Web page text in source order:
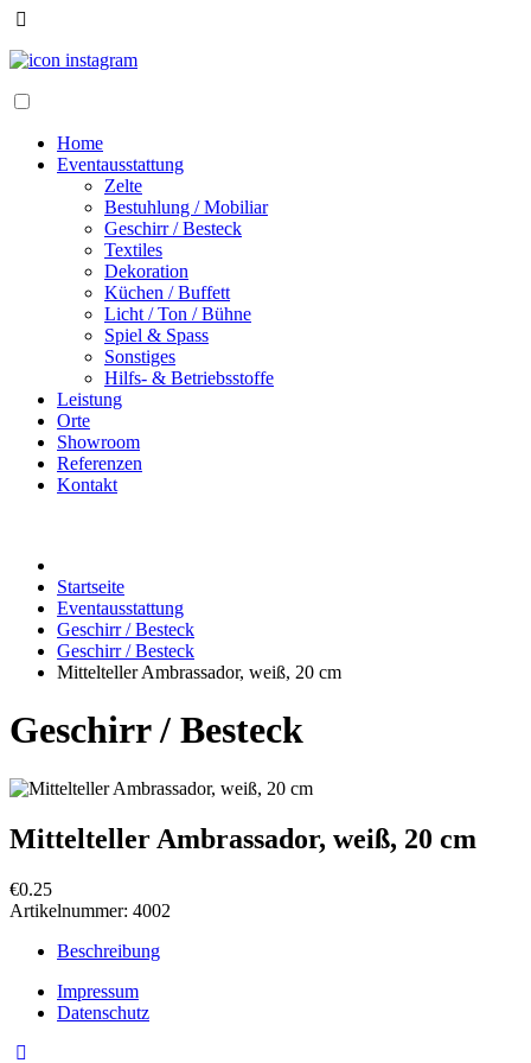
Home
Eventausstattung
Zelte
Bestuhlung / Mobiliar
Geschirr / Besteck
Textiles
Dekoration
Küchen / Buffett
Licht / Ton / Bühne
Spiel & Spass
Sonstiges
Hilfs- & Betriebsstoffe
Leistung
Orte
Showroom
Referenzen
Kontakt
Startseite
Eventausstattung
Geschirr / Besteck
Geschirr / Besteck
Mittelteller Ambrassador, weiß, 20 cm
Geschirr / Besteck
Mittelteller Ambrassador, weiß, 20 cm
€0.25
Artikelnummer: 4002
Beschreibung
Impressum
Datenschutz